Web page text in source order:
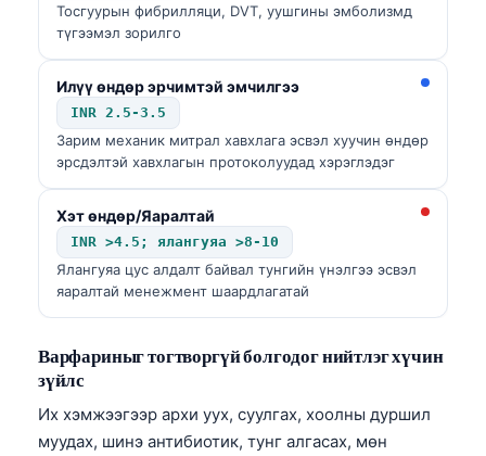
Тосгуурын фибрилляци, DVT, уушгины эмболизмд
түгээмэл зорилго
Илүү өндөр эрчимтэй эмчилгээ
INR 2.5-3.5
Зарим механик митрал хавхлага эсвэл хуучин өндөр
эрсдэлтэй хавхлагын протоколуудад хэрэглэдэг
Хэт өндөр/Яаралтай
INR >4.5; ялангуяа >8-10
Ялангуяа цус алдалт байвал тунгийн үнэлгээ эсвэл
яаралтай менежмент шаардлагатай
Варфариныг тогтворгүй болгодог нийтлэг хүчин
зүйлс
Их хэмжээгээр архи уух, суулгах, хоолны дуршил
муудах, шинэ антибиотик, тунг алгасах, мөн
Kiswahili
አማርኛ
Українська
Català
Қазақ тілі
Suomi
Hrvatski
Slovenčina
كوردی‎
پښتو
සිංහල